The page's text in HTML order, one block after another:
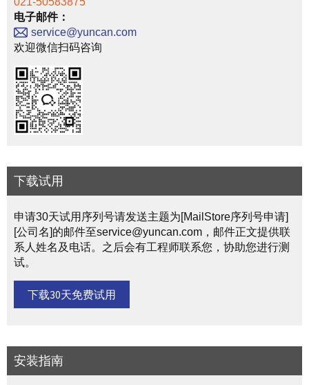
电子邮件：
service@yuncan.com
欢迎微信扫码咨询
下载试用
申请30天试用序列号请发送主题为[MailStore序列号申请]
[公司名]的邮件至service@yuncan.com，邮件正文提供联
系人姓名及电话。之后会有工程师联系您，协助您进行测
试。
下载30天免费试用
安装指南